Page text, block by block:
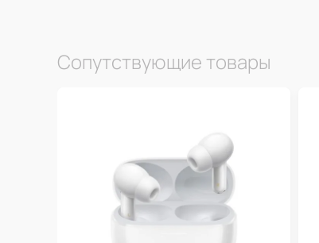
Сопутствующие товары